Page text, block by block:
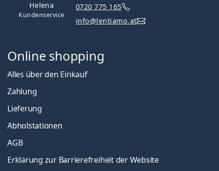
Helena
Kundenservice
0720 775 165
info@lentiamo.at
Online shopping
Alles über den Einkauf
Zahlung
Lieferung
Abholstationen
AGB
Erklärung zur Barrierefreiheit der Website